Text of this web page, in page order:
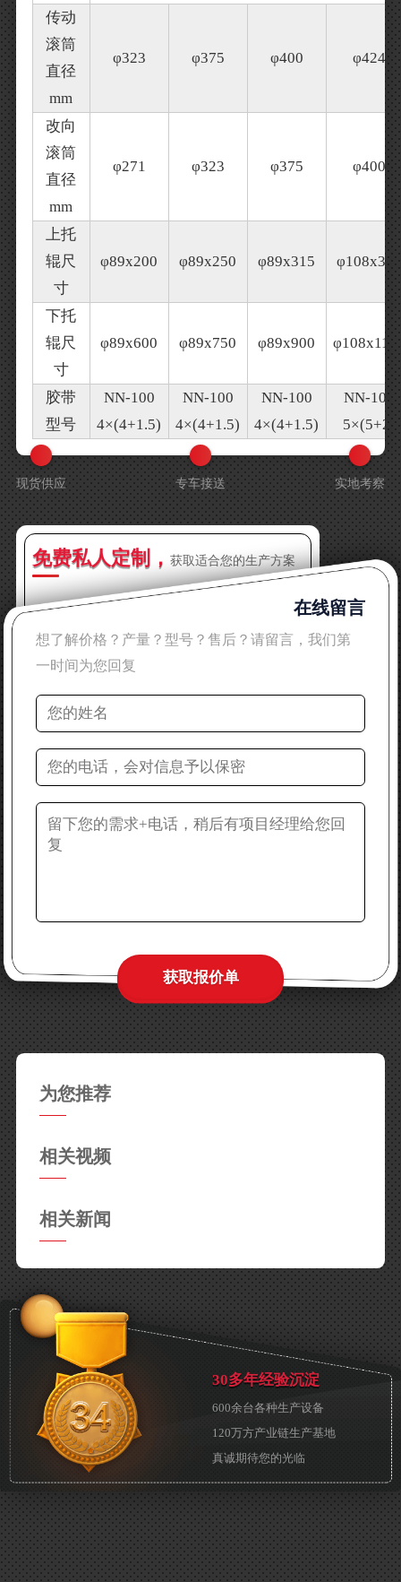
传动
滚筒
直径
mm
φ323 φ375 φ400 φ424
改向
滚筒
直径
mm
φ271 φ323 φ375 φ400
上托
辊尺
寸
φ89x200 φ89x250 φ89x315
下托
辊尺
寸
φ89x600 φ89x750 φ89x900
胶带
型号
NN-100
4×(4+1.5)
NN-100
4×(4+1.5)
NN-100
4×(4+1.5)
NN-100
5×(5+2)
现货供应 专车接送 实地考察
免费私人定制， 获取适合您的生产方案
在线留言
想了解价格？产量？型号？售后？请留言，我们第
一时间为您回复
为您推荐
相关视频
相关新闻
30多年经验沉淀
600余台各种生产设备
120万方产业链生产基地
真诚期待您的光临